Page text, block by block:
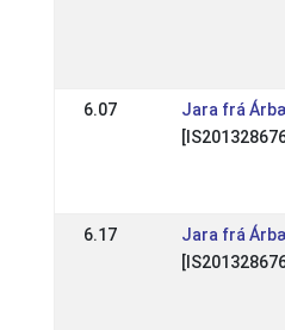
6.07
Jara frá
6.17
Jara frá